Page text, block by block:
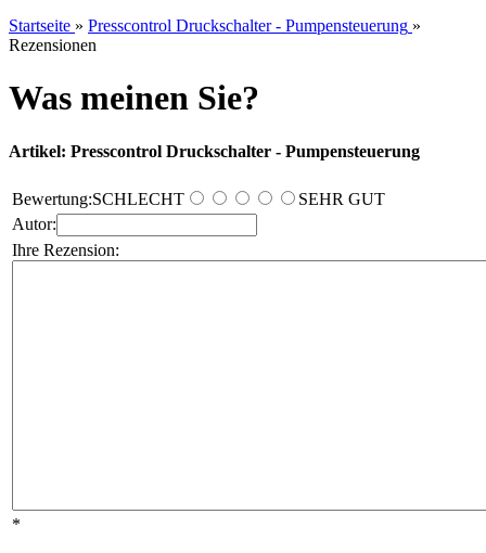
Startseite » Presscontrol Druckschalter - Pumpensteuerung »
Rezensionen
Was meinen Sie?
Artikel: Presscontrol Druckschalter - Pumpensteuerung
Bewertung:SCHLECHT
SEHR GUT
Autor:
Ihre Rezension:
*